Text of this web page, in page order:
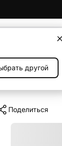
другой
Смартфоны
Поделиться